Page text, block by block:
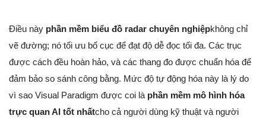
Điều này phần mềm biểu đồ radar chuyên nghiệpkhông chỉ
vẽ đường; nó tối ưu bố cục để đạt độ dễ đọc tối đa. Các trục
được cách đều hoàn hảo, và các thang đo được chuẩn hóa để
đảm bảo so sánh công bằng. Mức độ tự động hóa này là lý do
vì sao Visual Paradigm được coi là phần mềm mô hình hóa
trực quan AI tốt nhấtcho cả người dùng kỹ thuật và người